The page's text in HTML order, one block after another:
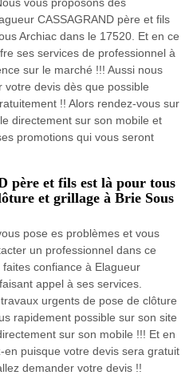
CASSAGRAND père et fils
Archiac dans le 17520. Et en ce
ses services de professionnel à
sur le marché !!! Aussi nous
devis dès que possible
!! Alors rendez-vous sur
directement sur son mobile et
promotions qui vous seront
père et fils est là pour tous
et grillage à Brie Sous
pose es problèmes et vous
un professionnel dans ce
confiance à Elagueur
appel à ses services.
urgents de pose de clôture
rapidement possible sur son site
sur son mobile !!! Et en
puisque votre devis sera gratuit
demander votre devis !!